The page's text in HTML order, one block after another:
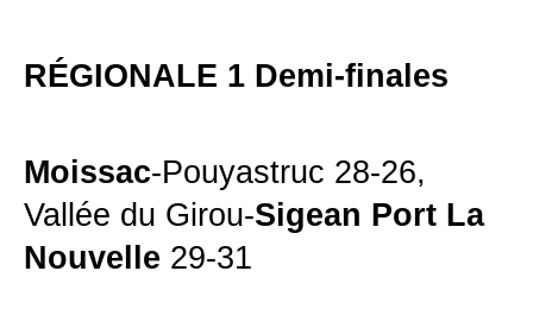
RÉGIONALE 1 Demi-finales
Moissac-Pouyastruc 28-26,
Vallée du Girou-Sigean Port La
Nouvelle 29-31